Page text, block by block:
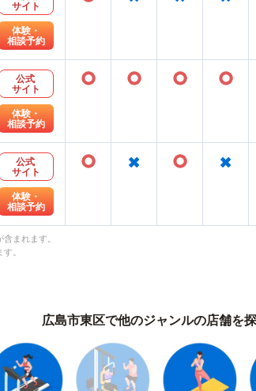
サイト
体験・
相談予約
公式
サイト
体験・
相談予約
○ ○ ○ ○
公式
サイト
体験・
相談予約
○ × ○ ×
まれます。
。
広島市東区で他のジャンルの店舗を